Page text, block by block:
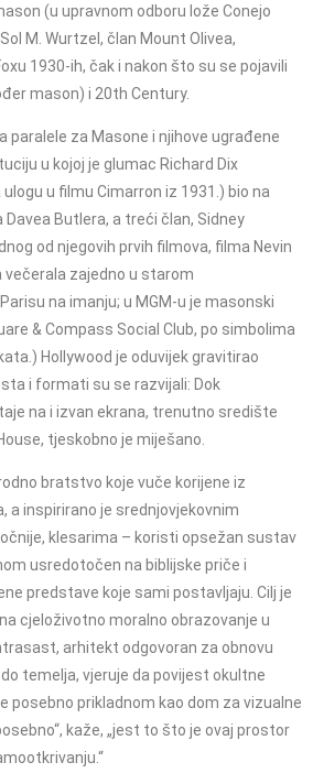
(u upravnom odboru lože Conejo
M. Wurtzel, član Mount Olivea,
1930-ih, čak i nakon što su se pojavili
mason) i 20th Century.
paralele za Masone i njihove ugrađene
u kojoj je glumac Richard Dix
u filmu Cimarron iz 1931.) bio na
Butlera, a treći član, Sidney
od njegovih prvih filmova, filma Nevin
večerala zajedno u starom
na imanju; u MGM-u je masonski
& Compass Social Club, po simbolima
Hollywood je oduvijek gravitirao
i formati su se razvijali: Dok
na i izvan ekrana, trenutno središte
tjeskobno je miješano.
bratstvo koje vuče korijene iz
a inspirirano je srednjovjekovnim
klesarima – koristi opsežan sustav
usredotočen na biblijske priče i
predstave koje sami postavljaju. Cilj je
cjeloživotno moralno obrazovanje u
arhitekt odgovoran za obnovu
temelja, vjeruje da povijest okultne
posebno prikladnom kao dom za vizualne
kaže, „jest to što je ovaj prostor